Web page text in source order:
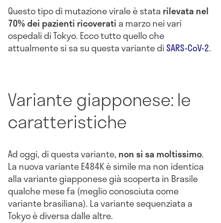
Questo tipo di mutazione virale è stata rilevata nel
70% dei pazienti ricoverati a marzo nei vari
ospedali di Tokyo. Ecco tutto quello che
attualmente si sa su questa variante diSARS-CoV-2.
Variante giapponese: le
caratteristiche
Ad oggi, di questa variante, non si sa moltissimo.
La nuova variante E484K è simile ma non identica
alla variante giapponese già scoperta in Brasile
qualche mese fa (meglio conosciuta come
variante brasiliana). La variante sequenziata a
Tokyo è diversa dalle altre.